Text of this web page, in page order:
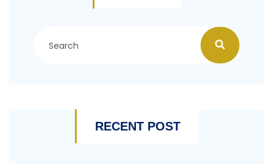
RECENT POST